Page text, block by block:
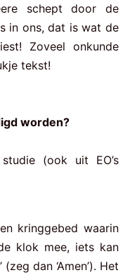
schept door de
in ons, dat is wat de
Zoveel onkunde
tekst!
worden?
(ook uit EO’s
kringgebed waarin
klok mee, iets kan
dan ‘Amen’). Het